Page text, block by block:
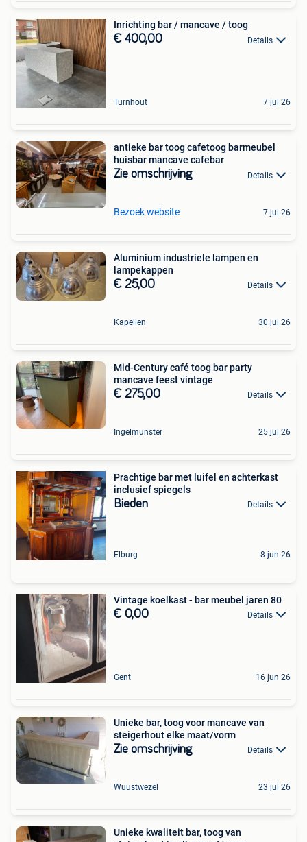
Inrichting bar / mancave / toog
€ 400,00 Details
Turnhout 7 jul 26
antieke bar toog cafetoog barmeubel
huisbar mancave cafebar
Zie omschrijving Details
Bezoek website 7 jul 26
Aluminium industriele lampen en
lampekappen
€ 25,00 Details
Kapellen 30 jul 26
Mid-Century café toog bar party
mancave feest vintage
€ 275,00 Details
Ingelmunster 25 jul 26
Prachtige bar met luifel en achterkast
inclusief spiegels
Bieden Details
Elburg 8 jun 26
Vintage koelkast - bar meubel jaren 80
€ 0,00 Details
Gent 16 jun 26
Unieke bar, toog voor mancave van
steigerhout elke maat/vorm
Zie omschrijving Details
Wuustwezel 23 jul 26
Unieke kwaliteit bar, toog van